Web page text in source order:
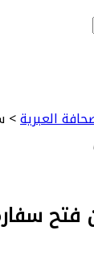
العبرية>
فتح